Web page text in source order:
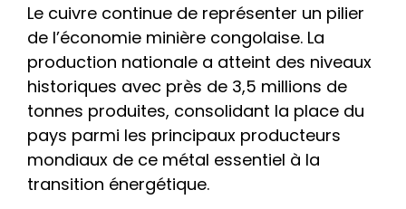
Le cuivre continue de représenter un pilier
de l’économie minière congolaise. La
production nationale a atteint des niveaux
historiques avec près de 3,5 millions de
tonnes produites, consolidant la place du
pays parmi les principaux producteurs
mondiaux de ce métal essentiel à la
transition énergétique.